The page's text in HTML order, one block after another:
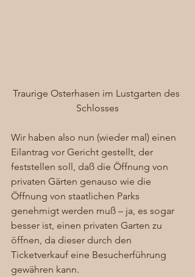
Traurige Osterhasen im Lustgarten des
Schlosses
Wir haben also nun (wieder mal) einen
Eilantrag vor Gericht gestellt, der
feststellen soll, daß die Öffnung von
privaten Gärten genauso wie die
Öffnung von staatlichen Parks
genehmigt werden muß – ja, es sogar
besser ist, einen privaten Garten zu
öffnen, da dieser durch den
Ticketverkauf eine Besucherführung
gewähren kann.